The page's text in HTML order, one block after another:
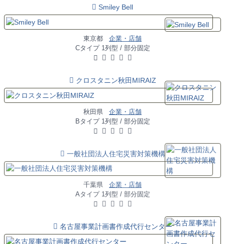
Smiley Bell
東京都
企業・店舗
Cタイプ 1列型 / 部分固定
クロスタニン秋田MIRAIZ
秋田県
企業・店舗
Bタイプ 1列型 / 部分固定
一般社団法人住宅災害対策機構
千葉県
企業・店舗
Aタイプ 1列型 / 部分固定
名古屋事業計画書作成代行センター